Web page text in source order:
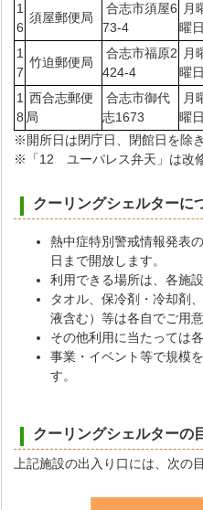
1
6
須屋郵便局
合志市須屋6
73-4
月
曜日
1
7
竹迫郵便局
合志市福原2
424-4
月
曜日
1
8
西合志郵便
局
合志市御代
志1673
月
曜日
※開所日は閉庁日、閉館日を除き
※「12 ユーパレス弁天」は改
クーリングシェルターに
熱中症特別警戒情報発表
日まで開放します。
利用できる場所は、各施
タオル、保冷剤・冷却剤
液含む）等は各自でご用意
その他利用に当たっては
事業・イベント等で規模
す。
クーリングシェルターの
上記施設の出入り口には、次の